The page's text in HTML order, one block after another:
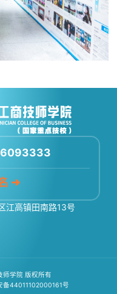
➔
江高镇田南路13号
学院 版权所有
备44011102000161号